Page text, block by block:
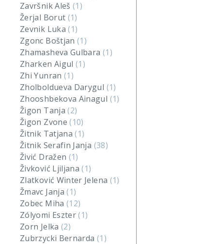
Završnik Aleš(1)
Žerjal Borut (1)
Zevnik Luka(1)
Zgonc Boštjan(1)
Zhamasheva Gulbara (1)
Zharken Aigul(1)
Zhi Yunran (1)
Zholboldueva Darygul (1)
Zhooshbekova Ainagul (1)
Žigon Tanja(2)
Žigon Zvone(10)
Žitnik Tatjana(1)
Žitnik Serafin Janja (38)
Živić Dražen (1)
Živković Ljiljana(1)
Zlatković Winter Jelena (1)
Žmavc Janja(1)
Zobec Miha (12)
Zólyomi Eszter(1)
Zorn Jelka (2)
Zubrzycki Bernarda (1)